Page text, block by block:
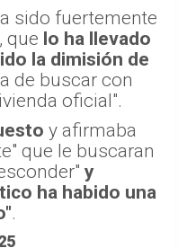
sido fuertemente
, que lo ha llevado
la dimisión de
de buscar con
oficial".
y afirmaba
que le buscaran
y
ha habido una
.